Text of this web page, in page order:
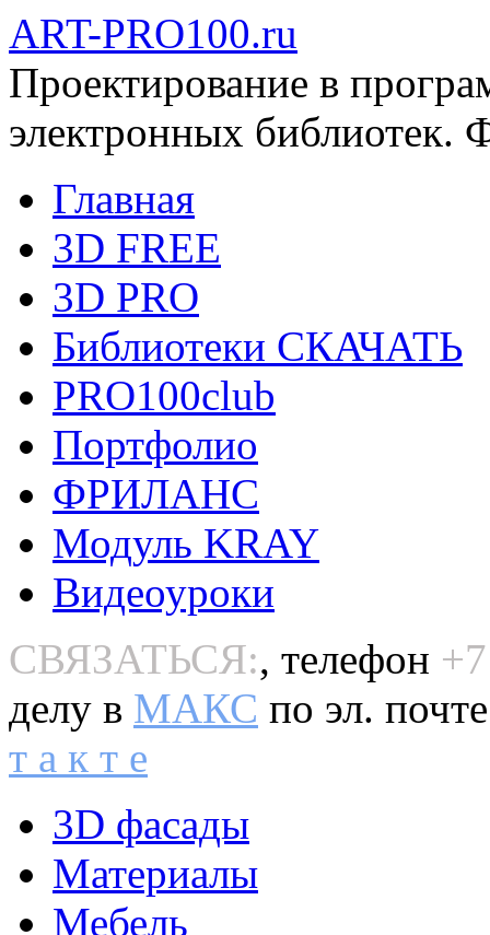
ART-PRO100.ru
Проектирование в
электронных библиотек.
Главная
3D FREE
3D PRO
Библиотеки СКАЧАТЬ
PRO100club
Портфолио
ФРИЛАНС
Модуль KRAY
Видеоуроки
СВЯЗАТЬСЯ:, телефон
делу в MAКС по эл.
т а к т е
3D фасады
Материалы
Мебель